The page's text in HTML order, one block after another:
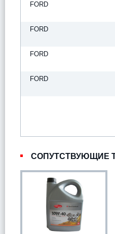
FORD
FORD
FORD
FORD
СОПУТСТВУЮЩИЕ